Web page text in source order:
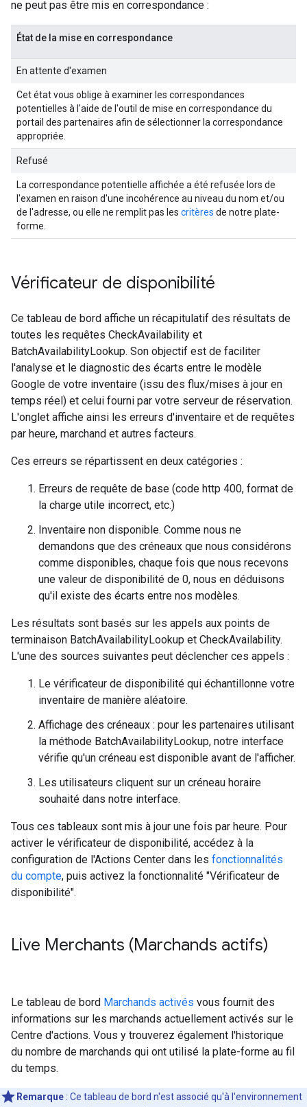
ne peut pas être mis en correspondance :
État de la mise en correspondance
En attente d'examen
Cet état vous oblige à examiner les correspondances
potentielles à l'aide de l'outil de mise en correspondance du
portail des partenaires afin de sélectionner la correspondance
appropriée.
Refusé
La correspondance potentielle affichée a été refusée lors de
l'examen en raison d'une incohérence au niveau du nom et/ou
de l'adresse, ou elle ne remplit pas les critères de notre plate-
forme.
Vérificateur de disponibilité
Ce tableau de bord affiche un récapitulatif des résultats de
toutes les requêtes CheckAvailability et
BatchAvailabilityLookup. Son objectif est de faciliter
l'analyse et le diagnostic des écarts entre le modèle
Google de votre inventaire (issu des flux/mises à jour en
temps réel) et celui fourni par votre serveur de réservation.
L'onglet affiche ainsi les erreurs d'inventaire et de requêtes
par heure, marchand et autres facteurs.
Ces erreurs se répartissent en deux catégories :
Erreurs de requête de base (code http 400, format de
la charge utile incorrect, etc.)
Inventaire non disponible. Comme nous ne
demandons que des créneaux que nous considérons
comme disponibles, chaque fois que nous recevons
une valeur de disponibilité de 0, nous en déduisons
qu'il existe des écarts entre nos modèles.
Les résultats sont basés sur les appels aux points de
terminaison BatchAvailabilityLookup et CheckAvailability.
L'une des sources suivantes peut déclencher ces appels :
Le vérificateur de disponibilité qui échantillonne votre
inventaire de manière aléatoire.
Affichage des créneaux : pour les partenaires utilisant
la méthode BatchAvailabilityLookup, notre interface
vérifie qu'un créneau est disponible avant de l'afficher.
Les utilisateurs cliquent sur un créneau horaire
souhaité dans notre interface.
Tous ces tableaux sont mis à jour une fois par heure. Pour
activer le vérificateur de disponibilité, accédez à la
configuration de l'Actions Center dans les fonctionnalités
du compte, puis activez la fonctionnalité "Vérificateur de
disponibilité".
Live Merchants (Marchands actifs)
Le tableau de bord Marchands activés vous fournit des
informations sur les marchands actuellement activés sur le
Centre d'actions. Vous y trouverez également l'historique
du nombre de marchands qui ont utilisé la plate-forme au fil
du temps.
Remarque : Ce tableau de bord n'est associé qu'à l'environnement